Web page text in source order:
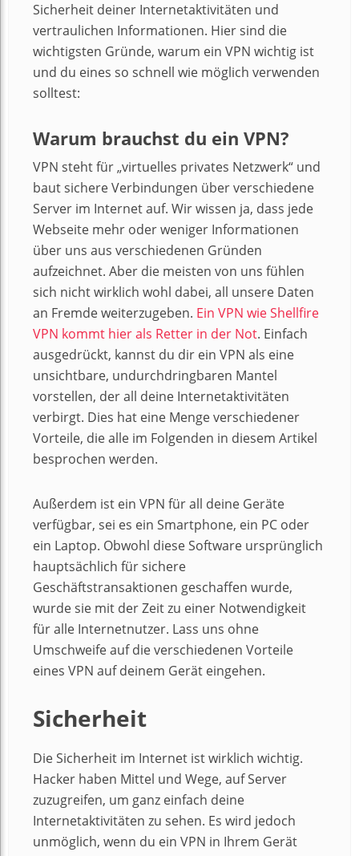
Sicherheit deiner Internetaktivitäten und
vertraulichen Informationen. Hier sind die
wichtigsten Gründe, warum ein VPN wichtig ist
und du eines so schnell wie möglich verwenden
solltest:
Warum brauchst du ein VPN?
VPN steht für „virtuelles privates Netzwerk“ und
baut sichere Verbindungen über verschiedene
Server im Internet auf. Wir wissen ja, dass jede
Webseite mehr oder weniger Informationen
über uns aus verschiedenen Gründen
aufzeichnet. Aber die meisten von uns fühlen
sich nicht wirklich wohl dabei, all unsere Daten
an Fremde weiterzugeben. Ein VPN wie Shellfire
VPN kommt hier als Retter in der Not. Einfach
ausgedrückt, kannst du dir ein VPN als eine
unsichtbare, undurchdringbaren Mantel
vorstellen, der all deine Internetaktivitäten
verbirgt. Dies hat eine Menge verschiedener
Vorteile, die alle im Folgenden in diesem Artikel
besprochen werden.
Außerdem ist ein VPN für all deine Geräte
verfügbar, sei es ein Smartphone, ein PC oder
ein Laptop. Obwohl diese Software ursprünglich
hauptsächlich für sichere
Geschäftstransaktionen geschaffen wurde,
wurde sie mit der Zeit zu einer Notwendigkeit
für alle Internetnutzer. Lass uns ohne
Umschweife auf die verschiedenen Vorteile
eines VPN auf deinem Gerät eingehen.
Sicherheit
Die Sicherheit im Internet ist wirklich wichtig.
Hacker haben Mittel und Wege, auf Server
zuzugreifen, um ganz einfach deine
Internetaktivitäten zu sehen. Es wird jedoch
unmöglich, wenn du ein VPN in Ihrem Gerät